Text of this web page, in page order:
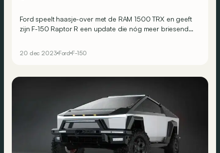
Ford speelt haasje-over met de RAM 1500 TRX en geeft
zijn F-150 Raptor R een update die nóg meer briesende
20 dec 2023 Ford F-150